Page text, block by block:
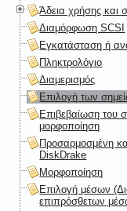
Άδεια χρήσης και
Διαμόρφωση SCSI
Εγκατάσταση ή
Πληκτρολόγιο
Διαμερισμός
Επιλογή των
Επιβεβαίωση του
μορφοποίηση
Προσαρμοσμένη
DiskDrake
Μορφοποίηση
Επιλογή μέσων
επιπρόσθετων